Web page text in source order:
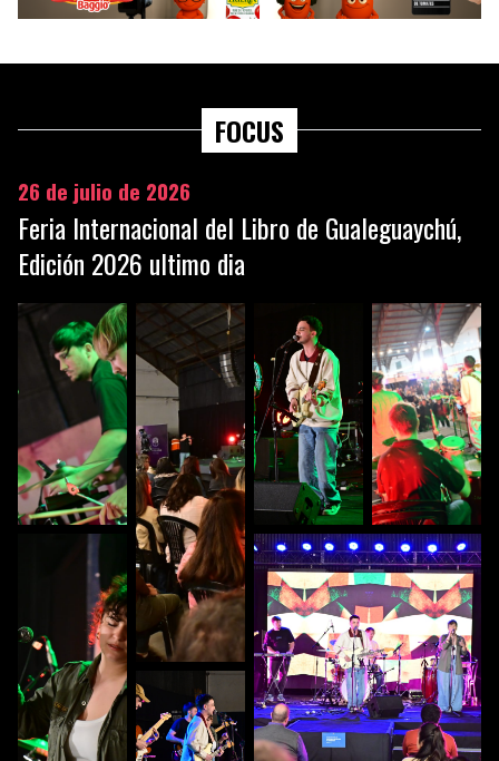
FOCUS
26 de julio de 2026
Feria Internacional del Libro de Gualeguaychú,
Edición 2026 ultimo dia